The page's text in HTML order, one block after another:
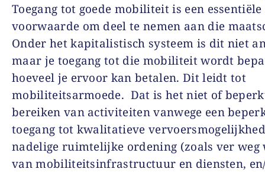
Toegang tot goede mobiliteit is een essentiële
voorwaarde om deel te nemen aan die
Onder het kapitalistisch systeem is dit niet
maar je toegang tot die mobiliteit wordt
hoeveel je ervoor kan betalen. Dit leidt tot
mobiliteitsarmoede. Dat is het niet of
bereiken van activiteiten vanwege een
toegang tot kwalitatieve
nadelige ruimtelijke ordening (zoals ver weg
van mobiliteitsinfrastructuur en diensten,